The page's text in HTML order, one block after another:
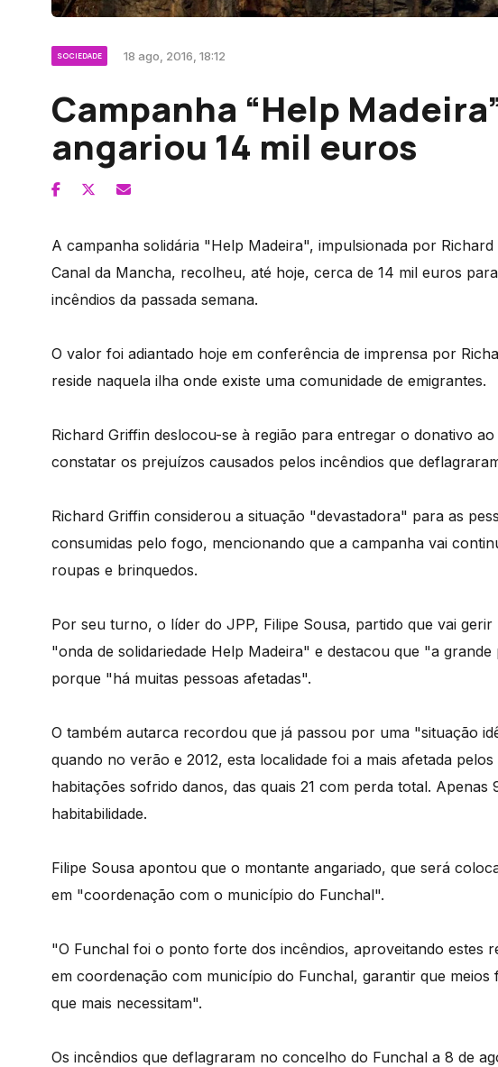
SOCIEDADE 18 ago, 2016, 18:12
Campanha “Help
angariou 14 mil euros
A campanha solidária "Help Madeira", impulsionada por
Canal da Mancha, recolheu, até hoje, cerca de 14 mil euros
incêndios da passada semana.
O valor foi adiantado hoje em conferência de imprensa por
reside naquela ilha onde existe uma comunidade de emigrantes.
Richard Griffin deslocou-se à região para entregar o donativo
constatar os prejuízos causados pelos incêndios que
Richard Griffin considerou a situação "devastadora" para as
consumidas pelo fogo, mencionando que a campanha vai
roupas e brinquedos.
Por seu turno, o líder do JPP, Filipe Sousa, partido que vai
"onda de solidariedade Help Madeira" e destacou que "a
porque "há muitas pessoas afetadas".
O também autarca recordou que já passou por uma "situação
quando no verão e 2012, esta localidade foi a mais afetada
habitações sofrido danos, das quais 21 com perda total. Apenas
habitabilidade.
Filipe Sousa apontou que o montante angariado, que será
em "coordenação com o município do Funchal".
"O Funchal foi o ponto forte dos incêndios, aproveitando estes
em coordenação com município do Funchal, garantir que meios
que mais necessitam".
Os incêndios que deflagraram no concelho do Funchal a 8 de